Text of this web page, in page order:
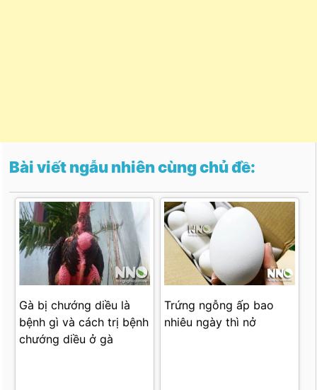
Bài viết ngẫu nhiên cùng chủ đề:
Gà bị chướng diều là
bệnh gì và cách trị bệnh
chướng diều ở gà
Trứng ngỗng ấp bao
nhiêu ngày thì nở